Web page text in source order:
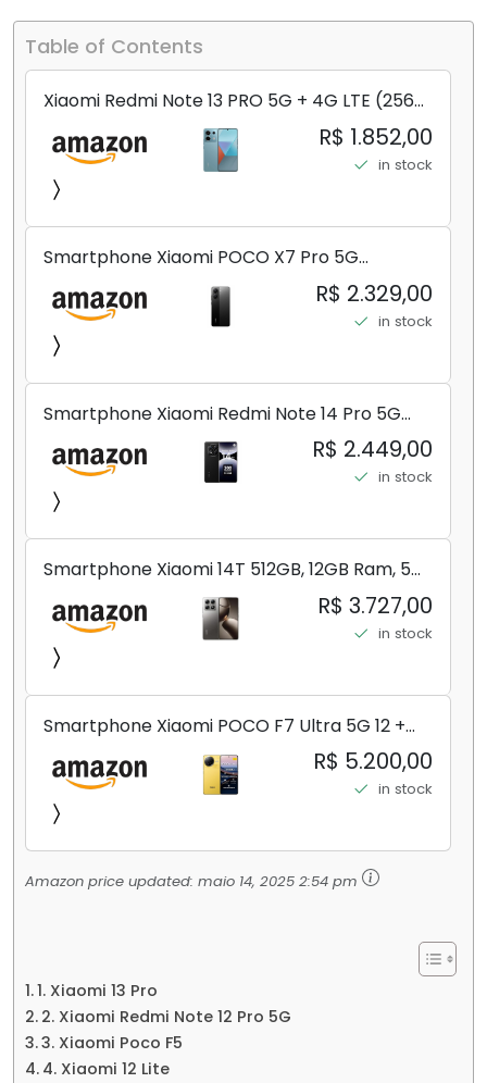
Table of Contents
Xiaomi Redmi Note 13 PRO 5G + 4G LTE (256
GB + 8 GB) 200 MP Triplo (Mobile Mint Tello
e) + (Pacote de carregador duplo de carro
rápido) (Ocean Teal (ROM))
R$ 1.852,00
in stock
Smartphone Xiaomi POCO X7 Pro 5G
8+256GB/12+256GB/12+512GB
R$ 2.329,00
in stock
Smartphone Xiaomi Redmi Note 14 Pro 5G
Midnight Black (Preto) 12GB RAM 512GB ROM
NFC [ 24090RA29G ]
R$ 2.449,00
in stock
Smartphone Xiaomi 14T 512GB, 12GB Ram, 5G,
Leica, Cinza - no Brasil
R$ 3.727,00
in stock
Smartphone Xiaomi POCO F7 Ultra 5G 12 +
256GB/16+512GB Processador Snapdragon 8
Elite Top de Linha Chip VisionBoost D7 para
Jogos Pesados Tela Flow AMOLED 2K...
R$ 5.200,00
in stock
Amazon price updated: maio 14, 2025 2:54 pm
1. Xiaomi 13 Pro
2. Xiaomi Redmi Note 12 Pro 5G
3. Xiaomi Poco F5
4. Xiaomi 12 Lite